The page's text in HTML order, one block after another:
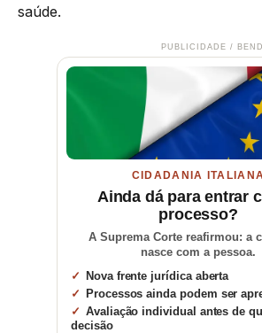
saúde.
PUBLICIDADE /
CIDADANIA
Ainda dá para entrar
processo?
A Suprema Corte reafirmou: a
nasce com a pessoa.
Nova frente jurídica aberta
Processos ainda podem ser
Avaliação individual antes de
decisão